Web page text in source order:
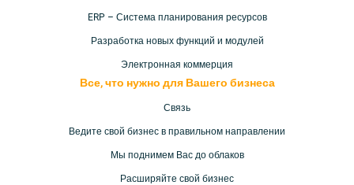
ERP – Система планирования ресурсов
Разработка новых функций и модулей
Электронная коммерция
Все, что нужно для Вашего бизнеса
Связь
Ведите свой бизнес в правильном направлении
Мы поднимем Вас до облаков
Расширяйте свой бизнес